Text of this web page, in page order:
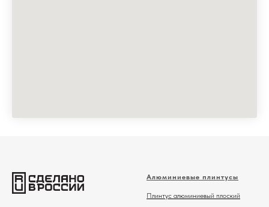
Алюминиевые плинтусы
Плинтус алюминиевый плоский